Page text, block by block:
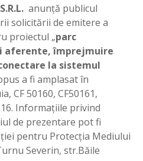
anunţă publicul
solicitării de emitere a
proiectul „parc
aferente, împrejmuire
la sistemul
a fi amplasat în
CF 50160, CF50161,
Informaţiile privind
de prezentare pot fi
pentru Protecţia Mediului
Severin, str.Băile